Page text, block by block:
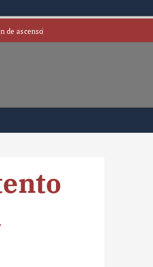
de ascenso